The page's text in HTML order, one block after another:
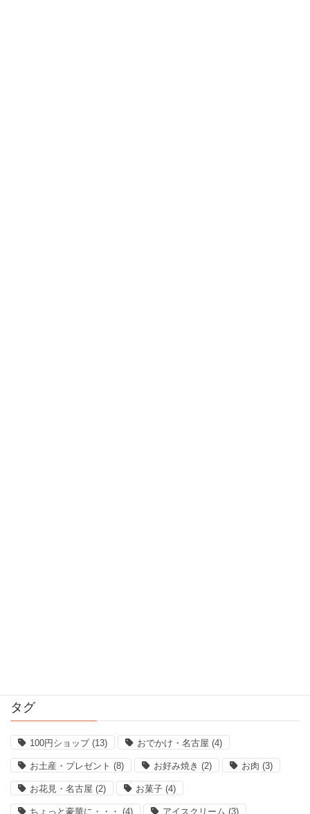
タグ
100円ショップ(13) おでかけ・名古屋 (4)
お土産・プレゼント (8) お好み焼き (2) お肉 (3)
お花見・名古屋 (2) お菓子 (4)
ちょっと豪華に・・・ (4) アイスクリーム (3)